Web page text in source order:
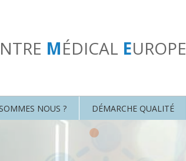
MÉDICAL EUROPE
NOUS ? DÉMARCHE QUALITÉ